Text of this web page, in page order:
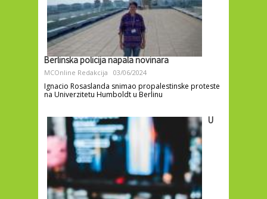
Berlinska policija napala novinara
MCOnline Redakcija 03/06/2024
Ignacio Rosaslanda snimao propalestinske proteste
na Univerzitetu Humboldt u Berlinu
U